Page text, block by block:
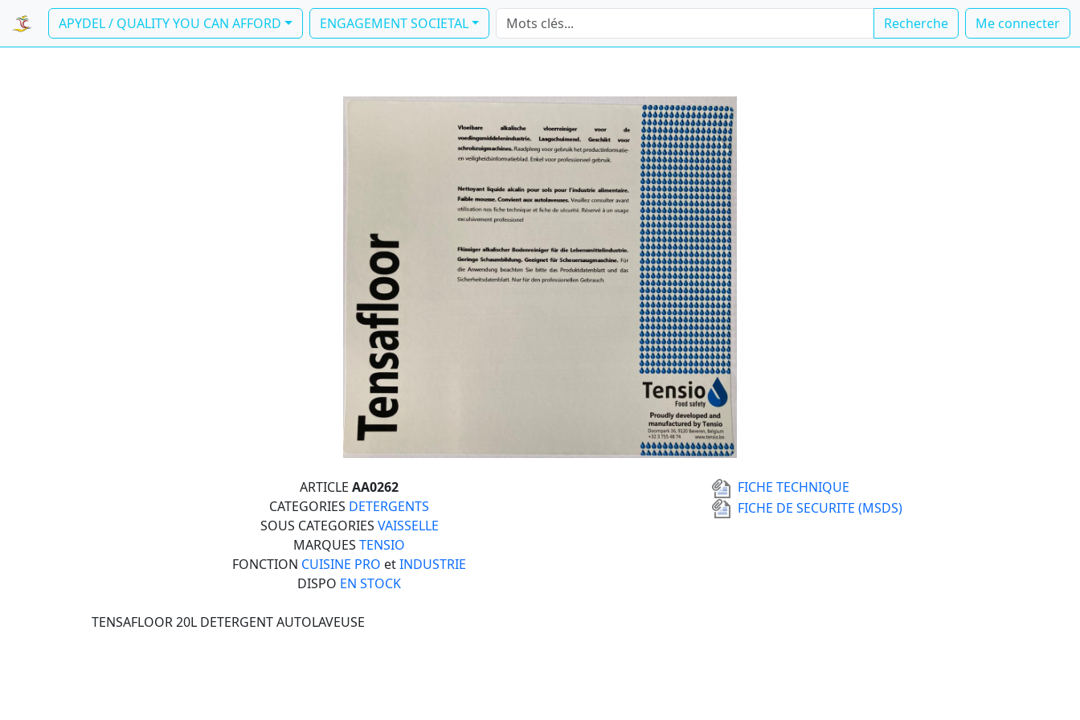
APYDEL / QUALITY YOU CAN AFFORD ENGAGEMENT SOCIETAL Recherche Me connecter
ARTICLE AA0262
CATEGORIES DETERGENTS
SOUS CATEGORIES VAISSELLE
MARQUES TENSIO
FONCTION CUISINE PRO etINDUSTRIE
DISPO EN STOCK
TENSAFLOOR 20L DETERGENT AUTOLAVEUSE
FICHE TECHNIQUE
FICHE DE SECURITE (MSDS)